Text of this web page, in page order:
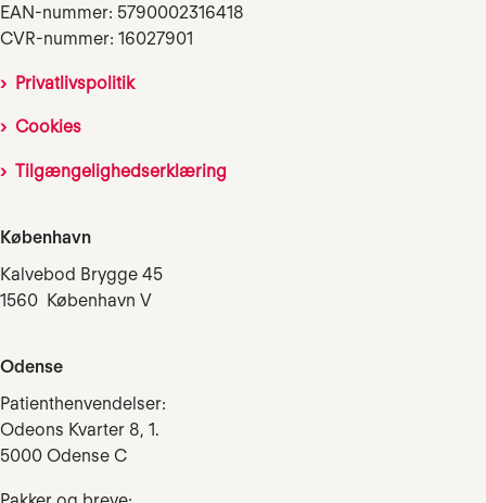
EAN-nummer: 5790002316418
CVR-nummer: 16027901
Privatlivspolitik
Cookies
Tilgængelighedserklæring
København
Kalvebod Brygge 45
1560 København V
Odense
Patienthenvendelser:
Odeons Kvarter 8, 1.
5000 Odense C